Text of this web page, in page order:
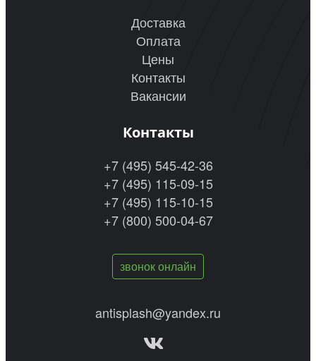
Доставка
Оплата
Цены
Контакты
Вакансии
Контакты
+7 (495) 545-42-36
+7 (495) 115-09-15
+7 (495) 115-10-15
+7 (800) 500-04-67
звонок онлайн
antisplash@yandex.ru